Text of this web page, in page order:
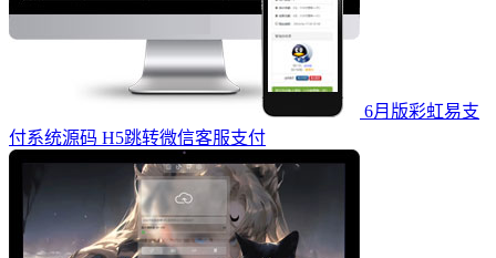
6月版彩虹易支
付系统源码 H5跳转微信客服支付